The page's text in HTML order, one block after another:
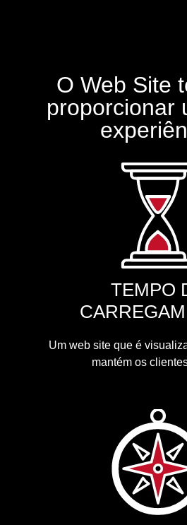
O Web Site
proporcionar
TEMPO
Um web site que é
mantém os